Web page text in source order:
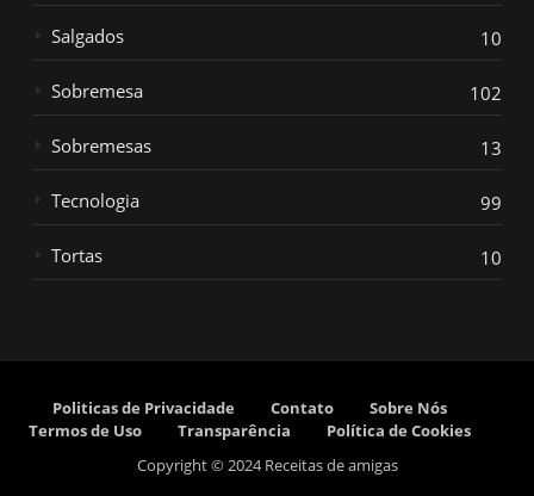
Salgados 10
Sobremesa 102
Sobremesas 13
Tecnologia 99
Tortas 10
Politicas de Privacidade Contato
Sobre Nós
Termos de Uso
Transparência
Política de Cookies
Copyright © 2024 Receitas de amigas